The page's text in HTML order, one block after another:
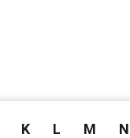
K L M N